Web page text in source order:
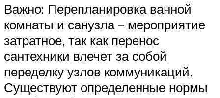
Важно: Перепланировка ванной
комнаты и санузла – мероприятие
затратное, так как перенос
сантехники влечет за собой
переделку узлов коммуникаций.
Существуют определенные нормы